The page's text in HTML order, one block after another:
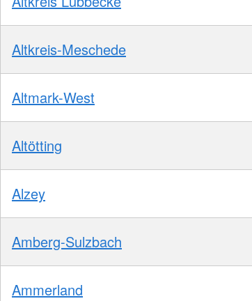
Altkreis-Meschede
Altmark-West
Altötting
Alzey
Amberg-Sulzbach
Ammerland